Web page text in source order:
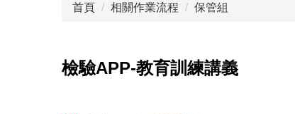
首頁 相關作業流程 保管組
檢驗APP-教育訓練講義